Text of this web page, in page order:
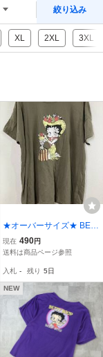
絞り込み
XL 2XL 3XL
★オーバーサイズ★ BET
TY BOOP ベティブープ
ベティちゃん プリント L
エット 激安 格安 送料300
円
現在 490円
送料は商品ページ参照
入札 - 残り 5日
NEW